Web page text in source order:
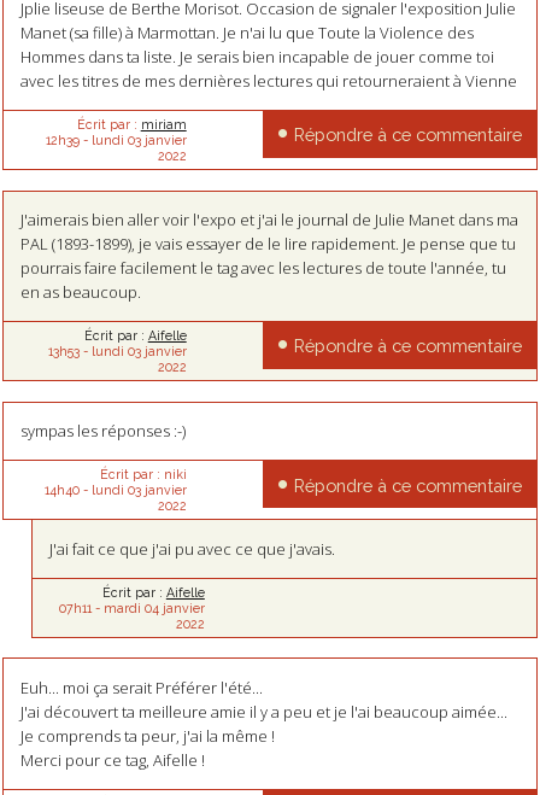
Jplie liseuse de Berthe Morisot. Occasion de signaler l'exposition Julie
Manet (sa fille) à Marmottan. Je n'ai lu que Toute la Violence des
Hommes dans ta liste. Je serais bien incapable de jouer comme toi
avec les titres de mes dernières lectures qui retourneraient à Vienne
Écrit par : miriam
12h39- lundi 03 janvier
2022
Répondre à ce commentaire
J'aimerais bien aller voir l'expo et j'ai le journal de Julie Manet dans ma
PAL (1893-1899), je vais essayer de le lire rapidement. Je pense que tu
pourrais faire facilement le tag avec les lectures de toute l'année, tu
en as beaucoup.
Écrit par : Aifelle
13h53- lundi 03 janvier
2022
Répondre à ce commentaire
sympas les réponses :-)
Écrit par : niki
14h40- lundi 03 janvier
2022
Répondre à ce commentaire
J'ai fait ce que j'ai pu avec ce que j'avais.
Écrit par : Aifelle
07h11 - mardi 04 janvier
2022
Euh... moi ça serait Préférer l'été...
J'ai découvert ta meilleure amie il y a peu et je l'ai beaucoup aimée...
Je comprends ta peur, j'ai la même !
Merci pour ce tag, Aifelle !